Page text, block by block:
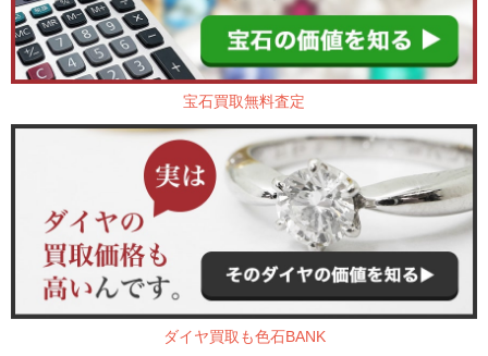
宝石買取無料査定
ダイヤ買取も色石BANK